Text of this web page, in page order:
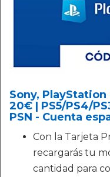
Sony,
20€ | PS5/PS4/
PSN - Cuenta
Con la Tarjeta
recargarás tu
cantidad para